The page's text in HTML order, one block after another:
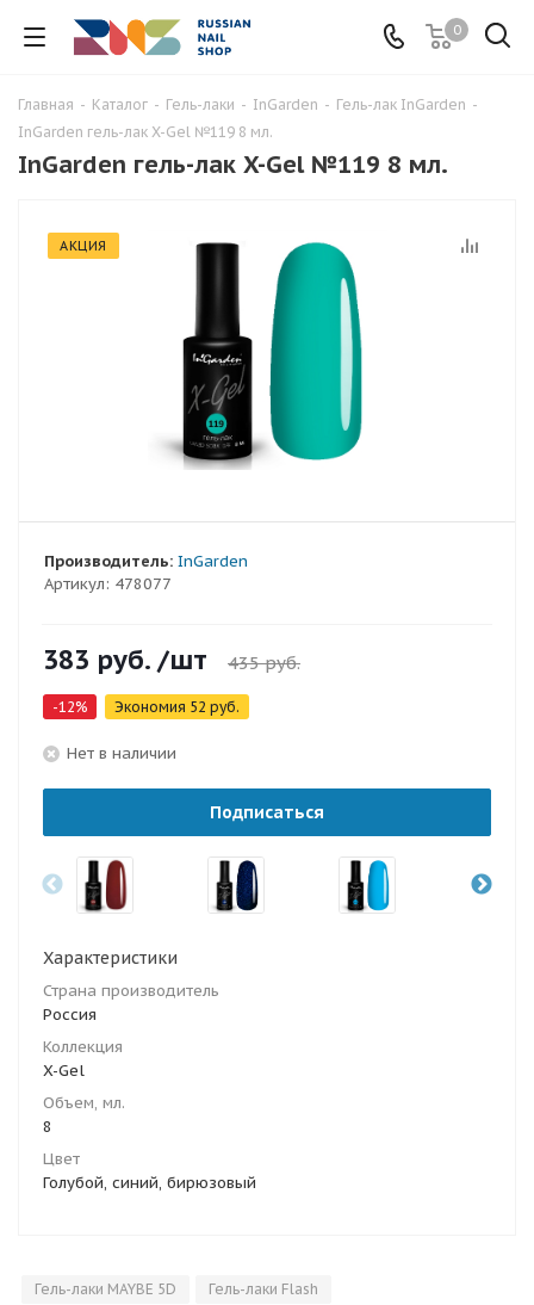
0
Главная - Каталог - Гель-лаки - InGarden - Гель-лак InGarden -
InGarden гель-лак X-Gel №119 8 мл.
InGarden гель-лак X-Gel №119 8 мл.
АКЦИЯ
Артикул: 478077
Производитель: InGarden
383 руб. /шт 435руб.
-12% Экономия 52 руб.
Нет в наличии
Подписаться
Характеристики
Страна производитель
Россия
Коллекция
X-Gel
Объем, мл.
8
Цвет
Голубой, синий, бирюзовый
Гель-лаки MAYBE 5D
Гель-лаки Flash